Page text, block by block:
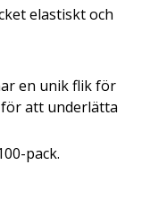
elastiskt och
en unik flik för
att underlätta
pack.